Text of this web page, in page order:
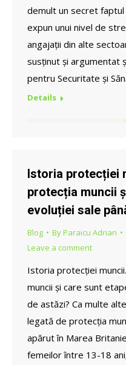
demult un secret
expun unui nivel de
angajații din alte
susținut și argumentat
pentru Securitate și
Details
Istoria protecției
protecția muncii
evoluției sale
Blog ByParaicu Adrian
Leave a comment
Istoria protecției
muncii și care sunt
de astăzi? Ca multe
legată de protecția
apărut în Marea
femeilor între 13-18